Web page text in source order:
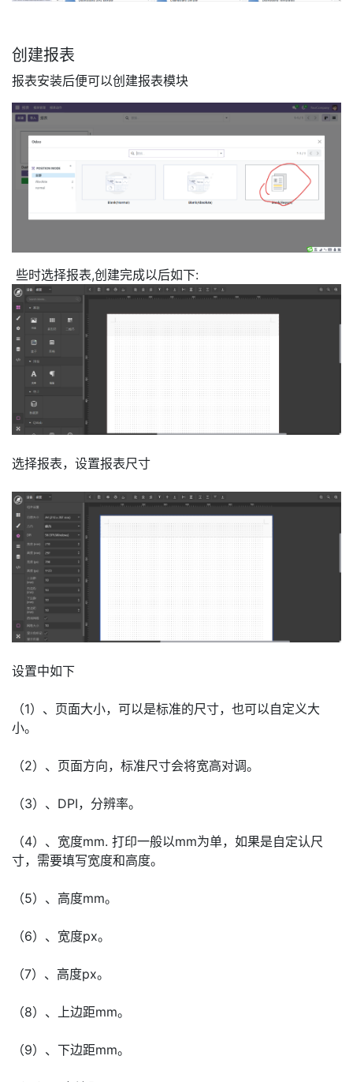
创建报表
报表安装后便可以创建报表模块
些时选择报表,创建完成以后如下:
选择报表，设置报表尺寸
设置中如下
（1）、页面大小，可以是标准的尺寸，也可以自定义大
小。
（2）、页面方向，标准尺寸会将宽高对调。
（3）、DPI，分辨率。
（4）、宽度mm. 打印一般以mm为单，如果是自定认尺
寸，需要填写宽度和高度。
（5）、高度mm。
（6）、宽度px。
（7）、高度px。
（8）、上边距mm。
（9）、下边距mm。